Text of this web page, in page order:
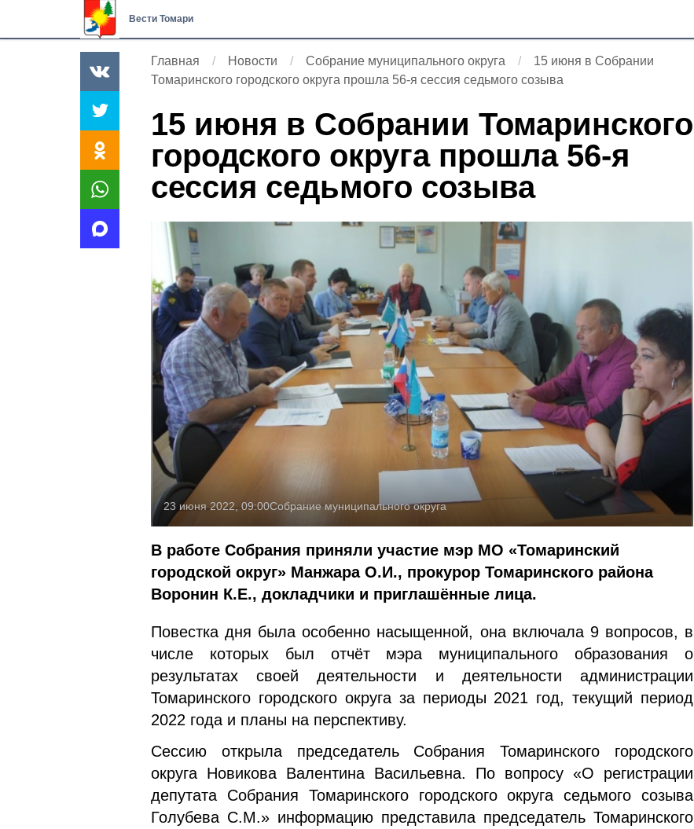
Вести Томари
Главная Новости Собрание муниципального округа
15 июня в Собрании
Томаринского городского округа прошла 56-я сессия седьмого созыва
15 июня в Собрании Томаринского
городского округа прошла 56-я
сессия седьмого созыва
23 июня 2022, 09:00Собрание муниципального округа
В работе Собрания приняли участие мэр МО «Томаринский
городской округ» Манжара О.И., прокурор Томаринского района
Воронин К.Е., докладчики и приглашённые лица.
Повестка дня была особенно насыщенной, она включала 9 вопросов, в
числе которых был отчёт мэра муниципального образования о
результатах своей деятельности и деятельности администрации
Томаринского городского округа за периоды 2021 год, текущий период
2022 года и планы на перспективу.
Сессию открыла председатель Собрания Томаринского городского
округа Новикова Валентина Васильевна. По вопросу «О регистрации
депутата Собрания Томаринского городского округа седьмого созыва
Голубева С.М.» информацию представила председатель Томаринского